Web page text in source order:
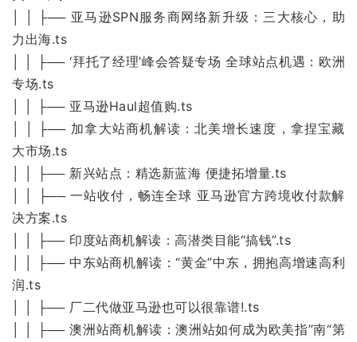
│ │ ├── 亚马逊SPN服务商网络新升级：三大核心，助
力出海.ts
│ │ ├── ‘拜托了经理’峰会答疑专场 全球站点机遇：欧洲
专场.ts
│ │ ├── 亚马逊Haul超值购.ts
│ │ ├── 加拿大站商机解读：北美增长速度，拿捏宝藏
大市场.ts
│ │ ├── 新兴站点：精选新蓝海 便捷拓增量.ts
│ │ ├── 一站收付，畅连全球 亚马逊官方跨境收付款解
决方案.ts
│ │ ├── 印度站商机解读：高潜类目能“搞钱”.ts
│ │ ├── 中东站商机解读：“黄金”中东，拥抱高增速高利
润.ts
│ │ ├── 厂二代做亚马逊也可以很靠谱!.ts
│ │ ├── 澳洲站商机解读：澳洲站如何成为欧美指”南“第